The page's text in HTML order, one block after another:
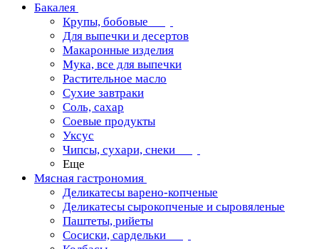
Бакалея
Крупы, бобовые
Для выпечки и десертов
Макаронные изделия
Мука, все для выпечки
Растительное масло
Сухие завтраки
Соль, сахар
Соевые продукты
Уксус
Чипсы, сухари, снеки
Еще
Мясная гастрономия
Деликатесы варено-копченые
Деликатесы сырокопченые и сыровяленые
Паштеты, рийеты
Сосиски, сардельки